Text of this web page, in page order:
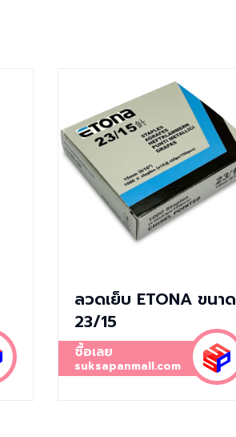
ลวดเย็บ ETONA ขนาด
23/15
ซื้อเลย
suksapanmall.com